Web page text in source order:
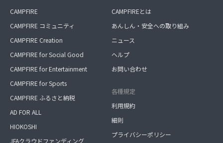
CAMPFIRE
CAMPFIRE コミュニティ
CAMPFIRE Creation
CAMPFIRE for Social Good
CAMPFIRE for Entertainment
CAMPFIRE for Sports
CAMPFIRE ふるさと納税
AD FOR ALL
HIOKOSHI
JFAクラウドファンディング
CAMPFIREとは
あんしん・安全への取り組み
ニュース
ヘルプ
お問い合わせ
各種規定
利用規約
細則
プライバシーポリシー